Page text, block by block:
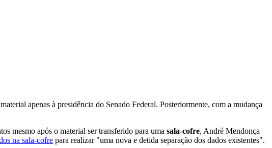
apenas à presidência do Senado Federal. Posteriormente, com a mudança
mesmo após o material ser transferido para uma sala-cofre, André Mendonça
na sala-cofre para realizar "uma nova e detida separação dos dados existentes".